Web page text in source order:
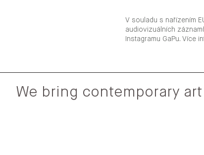
V souladu s nařízením
audiovizuálních
Instagramu GaPu. Více
We bring contemporary